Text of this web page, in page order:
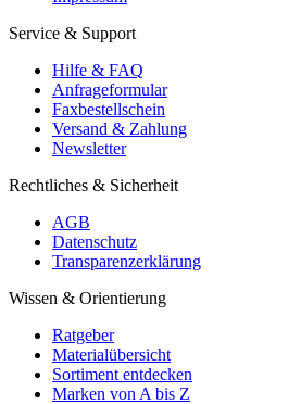
Service & Support
Hilfe & FAQ
Anfrageformular
Faxbestellschein
Versand & Zahlung
Newsletter
Rechtliches & Sicherheit
AGB
Datenschutz
Transparenzerklärung
Wissen & Orientierung
Ratgeber
Materialübersicht
Sortiment entdecken
Marken von A bis Z